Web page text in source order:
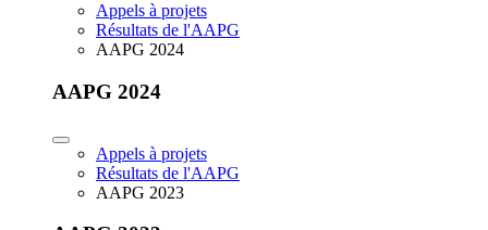
Appels à projets
Résultats de l'AAPG
AAPG 2024
AAPG 2024
Appels à projets
Résultats de l'AAPG
AAPG 2023